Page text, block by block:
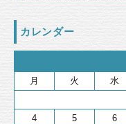
カレンダー
月
火 水
4
5 6